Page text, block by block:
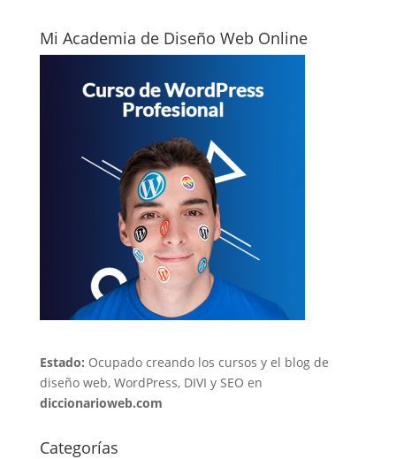
Mi Academia de Diseño Web Online
Estado: Ocupado creando los cursos y el blog de
diseño web, WordPress, DIVI y SEO en
diccionarioweb.com
Categorías